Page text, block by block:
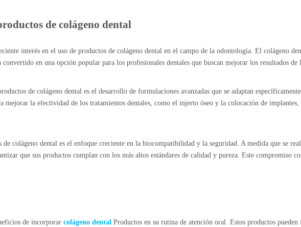
de colágeno dental
interés en el uso de productos de colágeno dental en el campo de la odontología. El colágeno
en una opción popular para los profesionales dentales que buscan mejorar los resultados de
de colágeno dental es el desarrollo de formulaciones avanzadas que se adaptan
mejorar la efectividad de los tratamientos dentales, como el injerto óseo y la colocación de
de colágeno dental es el enfoque creciente en la biocompatibilidad y la seguridad. A medida que se
que sus productos cumplan con los más altos estándares de calidad y pureza. Este compromiso
de incorporar colágeno dental Productos en su rutina de atención oral. Estos productos